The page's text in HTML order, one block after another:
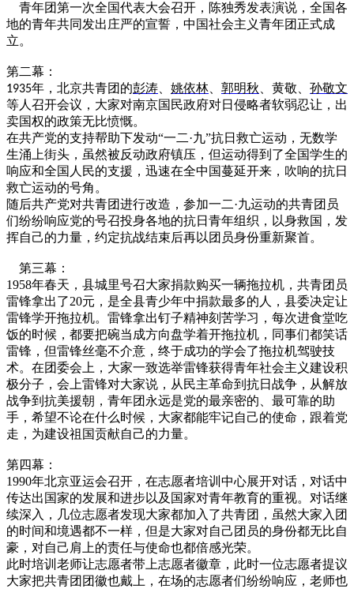
青年团第一次全国代表大会召开 ， 陈独秀发表演说 ，全国各
地的青年共同发出庄严的宣誓，中国社会主义青年团正式成
立。
第二幕：
1935年，北京共青团的彭涛、 姚依林、 郭明秋、黄敬、 孙敬文
等人召开会议，大家对南京国民政府对日侵略者软弱忍让，出
卖国权的政策无比愤慨。
在共产党的支持帮助下发动“一二·九”抗日救亡运动，无数学
生涌上街头，虽然被反动政府镇压，但运动得到了全国学生的
响应和全国人民的支援，迅速在全中国蔓延开来，吹响的抗日
救亡运动的号角。
随后共产党对共青团进行改造，参加一二·九运动的共青团员
们纷纷响应党的号召投身各地的抗日 青年组织 ， 以身救国，发
挥自己的力量，约定抗战结束后再以团员身份重新聚首。
第三幕：
1958年春天，县城里号召大家捐款购买一辆拖拉机，共青团员
雷锋拿出了20元，是全县青少年中捐款最多的人，县委决定让
雷锋学开拖拉机。雷锋拿出钉子精神刻苦学习，每次进食堂吃
饭的时候，都要把碗当成方向盘学着开拖拉机，同事们都笑话
雷锋，但雷锋丝毫不介意，终于成功的学会了拖拉机驾驶技
术。在团委会上，大家一致选举雷锋获得青年社会主义建设积
极分子，会上雷锋对大家说，从民主革命到抗日战争，从解放
战争到抗美援朝， 青年团 永远是党的最亲密的、最可靠的助
手 ， 希望不论在什么时候，大家都能牢记自己的使命，跟着党
走，为建设祖国贡献自己的力量。
第四幕：
1990年北京亚运会召开，在志愿者培训中心展开对话，对话中
传达出国家的发展和进步以及国家对青年教育的重视。对话继
续深入，几位志愿者发现大家都加入了共青团，虽然大家入团
的时间和境遇都不一样，但是大家对自己团员的身份都无比自
豪，对自己肩上的责任与使命也都倍感光荣。
此时培训老师让志愿者带上志愿者徽章，此时一位志愿者提议
大家把共青团团徽也戴上，在场的志愿者们纷纷响应，老师也